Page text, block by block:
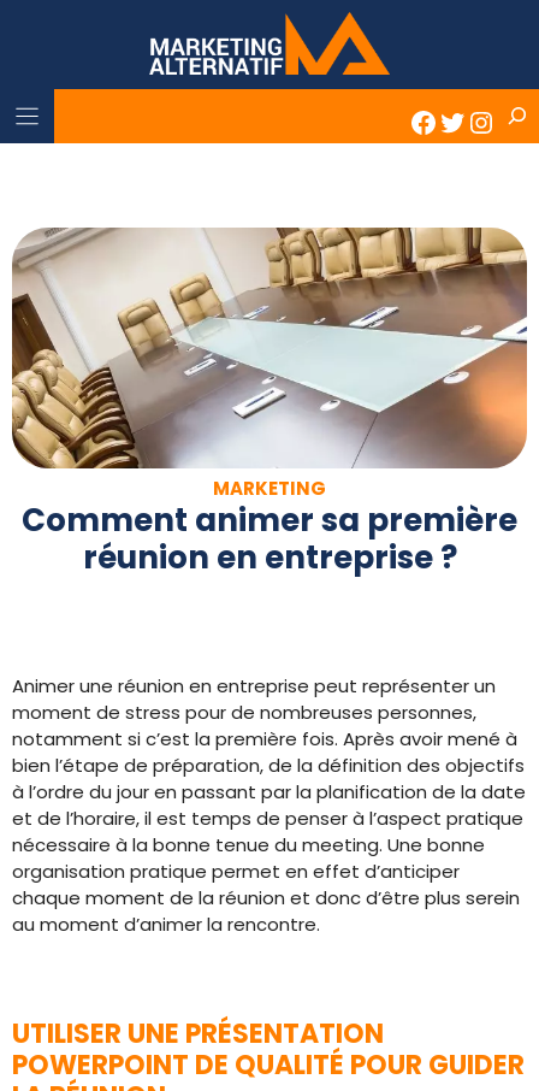
Twitter
MARKETING
Comment animer sa première
réunion en entreprise ?
Animer une réunion en entreprise peut représenter un
moment de stress pour de nombreuses personnes,
notamment si c’est la première fois. Après avoir mené à
bien l’étape de préparation, de la définition des objectifs
à l’ordre du jour en passant par la planification de la date
et de l’horaire, il est temps de penser à l’aspect pratique
nécessaire à la bonne tenue du meeting. Une bonne
organisation pratique permet en effet d’anticiper
chaque moment de la réunion et donc d’être plus serein
au moment d’animer la rencontre.
UTILISER UNE PRÉSENTATION
POWERPOINT DE QUALITÉ POUR GUIDER